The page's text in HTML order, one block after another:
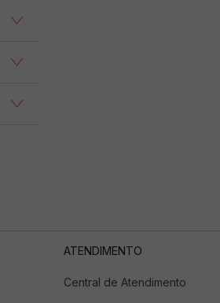
ATENDIMENTO
Central de Atendimento